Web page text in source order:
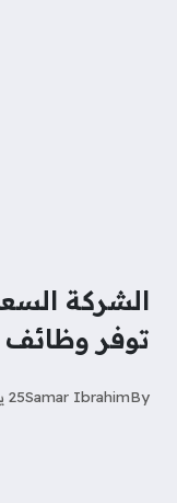
الشركة
توفر
By
Samar Ibrahim25 يوليو 2025 - 12:18ص